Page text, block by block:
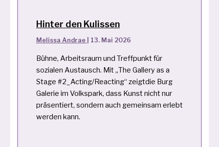
Hinter den Kulissen
Melissa Andrae 13. Mai 2026
Bühne, Arbeitsraum und Treffpunkt für
sozialen Austausch. Mit „The Gallery as a
Stage #2_Acting/Reacting“ zeigtdie Burg
Galerie im Volkspark, dass Kunst nicht nur
präsentiert, sondern auch gemeinsam erlebt
werden kann.